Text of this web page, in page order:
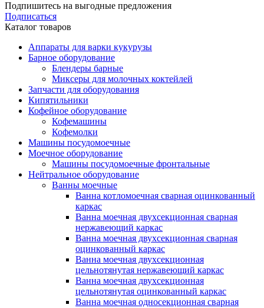
Подпишитесь на выгодные предложения
Подписаться
Каталог товаров
Аппараты для варки кукурузы
Барное оборудование
Блендеры барные
Миксеры для молочных коктейлей
Запчасти для оборудования
Кипятильники
Кофейное оборудование
Кофемашины
Кофемолки
Машины посудомоечные
Моечное оборудование
Машины посудомоечные фронтальные
Нейтральное оборудование
Ванны моечные
Ванна котломоечная сварная оцинкованный
каркас
Ванна моечная двухсекционная сварная
нержавеющий каркас
Ванна моечная двухсекционная сварная
оцинкованный каркас
Ванна моечная двухсекционная
цельнотянутая нержавеющий каркас
Ванна моечная двухсекционная
цельнотянутая оцинкованный каркас
Ванна моечная односекционная сварная